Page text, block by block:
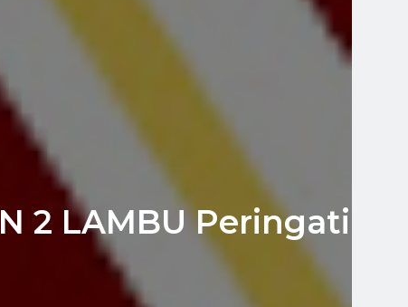
2 LAMBU Peringati